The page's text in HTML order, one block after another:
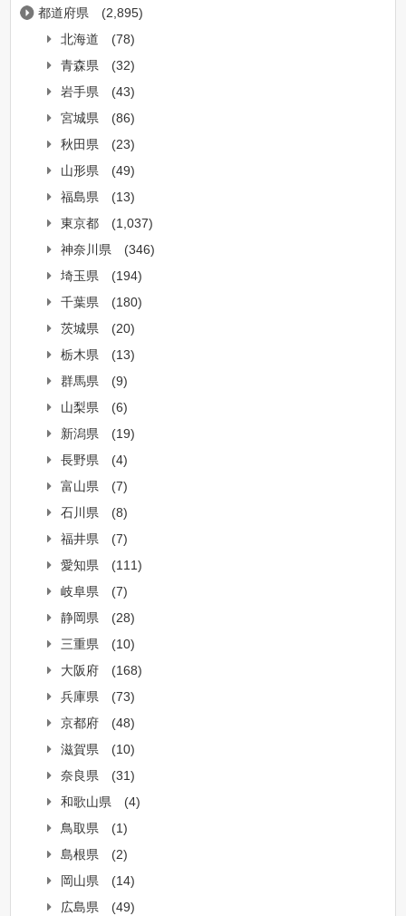
都道府県
(2,895)
北海道
(78)
青森県
(32)
岩手県
(43)
宮城県
(86)
秋田県
(23)
山形県
(49)
福島県
(13)
東京都
(1,037)
神奈川県
(346)
埼玉県
(194)
千葉県
(180)
茨城県
(20)
栃木県
(13)
群馬県
(9)
山梨県
(6)
新潟県
(19)
長野県
(4)
富山県
(7)
石川県
(8)
福井県
(7)
愛知県
(111)
岐阜県
(7)
静岡県
(28)
三重県
(10)
大阪府
(168)
兵庫県
(73)
京都府
(48)
滋賀県
(10)
奈良県
(31)
和歌山県
(4)
鳥取県
(1)
島根県
(2)
岡山県
(14)
広島県
(49)